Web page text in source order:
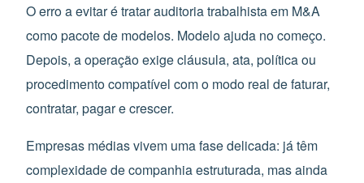
O erro a evitar é tratar auditoria trabalhista em M&A
como pacote de modelos. Modelo ajuda no começo.
Depois, a operação exige cláusula, ata, política ou
procedimento compatível com o modo real de faturar,
contratar, pagar e crescer.
Empresas médias vivem uma fase delicada: já têm
complexidade de companhia estruturada, mas ainda